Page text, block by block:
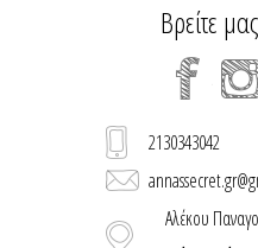
Βρείτε
2130343042
Αλέκου